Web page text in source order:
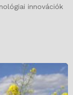
innovációk